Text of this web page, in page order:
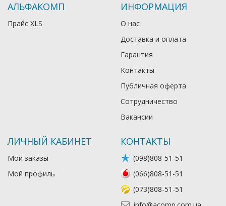
АЛЬФАКОМП
Прайс XLS
ИНФОРМАЦИЯ
О нас
Доставка и оплата
Гарантия
Контакты
Публичная оферта
Сотрудничество
Вакансии
ЛИЧНЫЙ КАБИНЕТ
Мои заказы
Мой профиль
КОНТАКТЫ
(098)808-51-51
(066)808-51-51
(073)808-51-51